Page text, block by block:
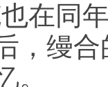
在同
，缦
。